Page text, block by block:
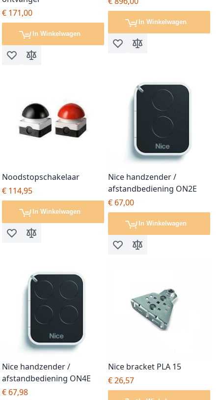
€ 171,00
In Winkelwagen
Voeg toe aan verlanglijst
Toevoegen om te vergelijken
In Winkelwagen
Voeg toe aan verlanglijst
Toevoegen om te
Noodstopschakelaar
€ 114,95
In Winkelwagen
Voeg toe aan verlanglijst
Toevoegen om te vergelijken
Nice handzender /
afstandbediening ON2E
€ 67,00
In Winkelwagen
Voeg toe aan verlanglijst
Toevoegen om te
Nice handzender /
afstandbediening ON4E
€ 67,98
Nice bracket PLA 15
€ 26,57